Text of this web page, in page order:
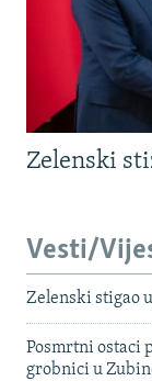
Zelenski
Vesti/
Zelenski stigao
Posmrtni ostaci
grobnici u